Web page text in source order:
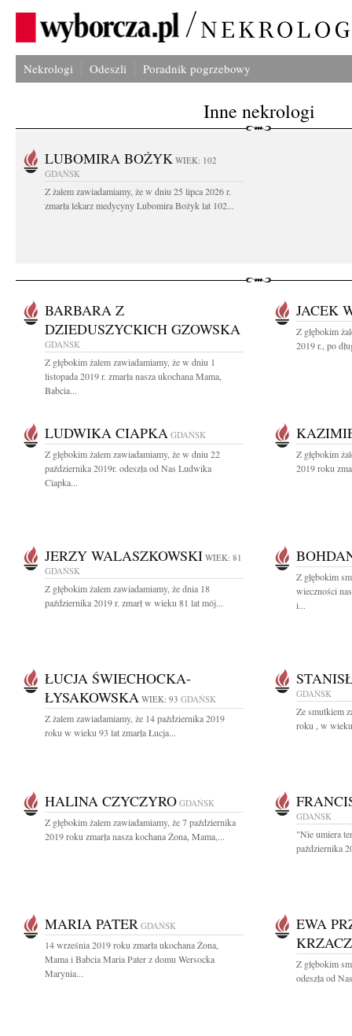
Nekrologi Odeszli Poradnik pogrzebowy
Inne nekrologi
LUBOMIRA BOŻYK WIEK: 102
GDAŃSK
Z żalem zawiadamiamy, że w dniu 25 lipca 2026 r.
zmarła lekarz medycyny Lubomira Bożyk lat 102...
BARBARA Z
DZIEDUSZYCKICH GZOWSKA
GDAŃSK
Z głębokim żalem zawiadamiamy, że w dniu 1
listopada 2019 r. zmarła nasza ukochana Mama,
Babcia...
JACEK
Z głębokim
2019 r., po
LUDWIKA CIAPKA GDAŃSK
Z głębokim żalem zawiadamiamy, że w dniu 22
października 2019r. odeszła od Nas Ludwika
Ciapka...
Z głębokim
2019 roku
JERZY WALASZKOWSKI WIEK: 81
GDAŃSK
Z głębokim żalem zawiadamiamy, że dnia 18
października 2019 r. zmarł w wieku 81 lat mój...
Z głębokim
wieczności
i...
ŁUCJA ŚWIECHOCKA-
ŁYSAKOWSKA WIEK: 93 GDAŃSK
Z żalem zawiadamiamy, że 14 października 2019
roku w wieku 93 lat zmarła Łucja...
GDAŃSK
Ze smutkiem
roku , w wieku
HALINA CZYCZYRO GDAŃSK
Z głębokim żalem zawiadamiamy, że 7 października
2019 roku zmarła nasza kochana Żona, Mama,...
GDAŃSK
"Nie umiera
października
MARIA PATER GDAŃSK
14 września 2019 roku zmarła ukochana Żona,
Mama i Babcia Maria Pater z domu Wersocka
Marynia...
EWA
Z głębokim
odeszła od